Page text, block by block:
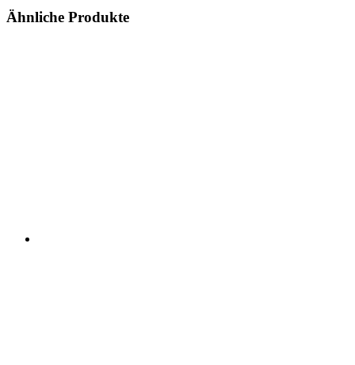
Ähnliche Produkte